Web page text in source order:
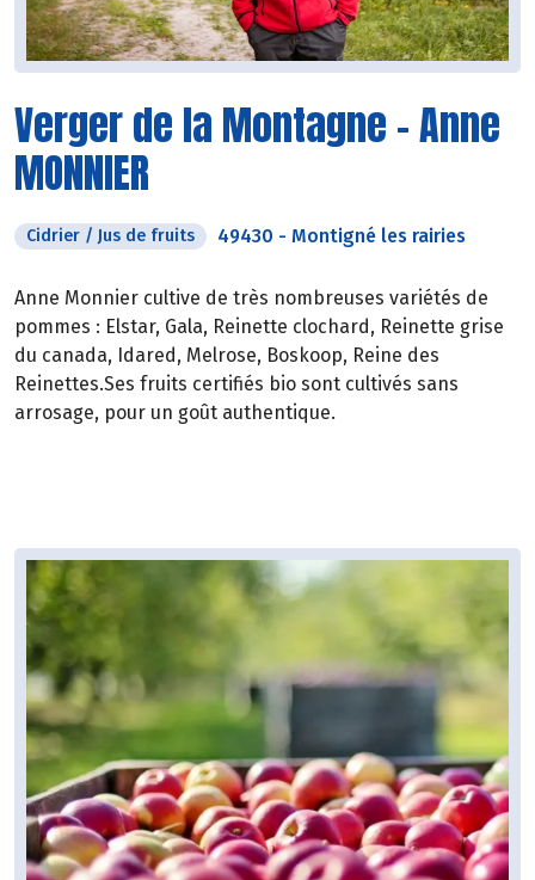
Verger de la Montagne - Anne
MONNIER
Cidrier / Jus de fruits 49430 - Montigné les rairies
Anne Monnier cultive de très nombreuses variétés de
pommes : Elstar, Gala, Reinette clochard, Reinette grise
du canada, Idared, Melrose, Boskoop, Reine des
Reinettes.Ses fruits certifiés bio sont cultivés sans
arrosage, pour un goût authentique.